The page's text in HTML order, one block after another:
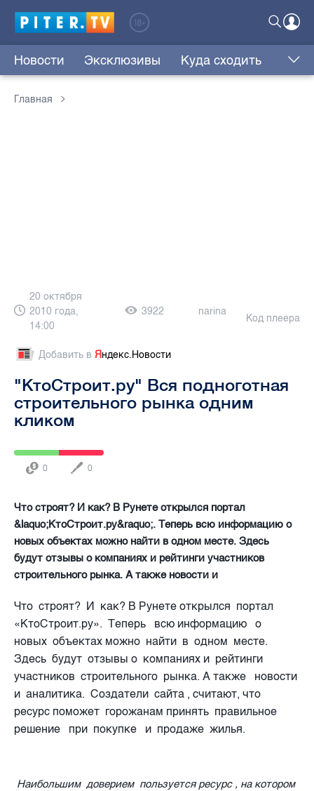
Новости Эксклюзивы Куда сходить
Главная
20 октября
2010 года,
14:00
3922 narina
Код плеера
Добавить в Яндекс.Новости
"КтоСтроит.ру" Вся подноготная
строительного рынка одним
кликом
0 0
Что строят? И как? В Рунете открылся портал
&laquo;КтоСтроит.ру&raquo;. Теперь всю информацию о
новых объектах можно найти в одном месте. Здесь
будут отзывы о компаниях и рейтинги участников
строительного рынка. А также новости и
Что строят? И как? В Рунете открылся портал
«КтоСтроит.ру». Теперь всю информацию о
новых объектах можно найти в одном месте.
Здесь будут отзывы о компаниях и рейтинги
участников строительного рынка. А также новости
и аналитика. Создатели сайта , считают, что
ресурс поможет горожанам принять правильное
решение при покупке и продаже жилья.
Наибольшим доверием пользуется ресурс , на котором